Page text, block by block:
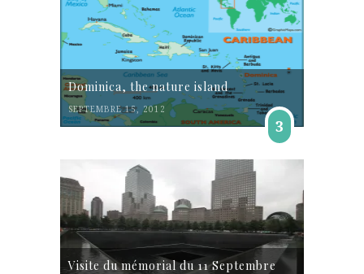
Dominica, the nature island
SEPTEMBRE 15, 2012
3
Visite du mémorial du 11 Septembre